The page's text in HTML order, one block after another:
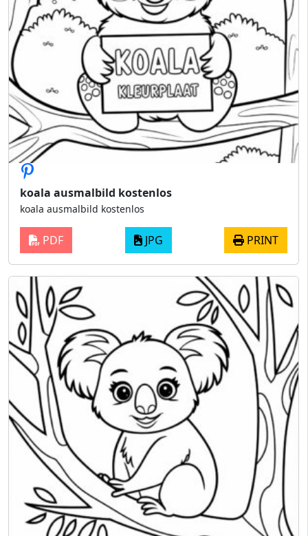
koala ausmalbild kostenlos
koala ausmalbild kostenlos
PDF JPG PRINT